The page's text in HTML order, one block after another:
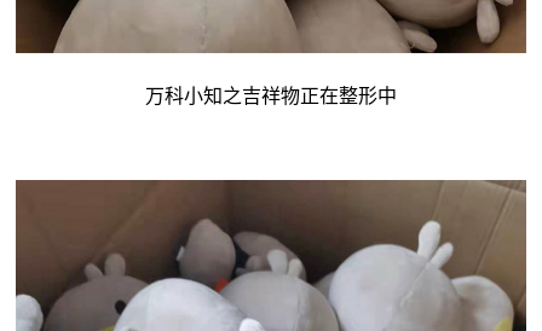
万科小知之吉祥物正在整形中